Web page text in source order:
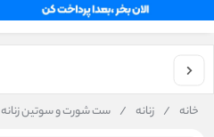
خانه / زنانه / ست شورت و سوتین زنانه